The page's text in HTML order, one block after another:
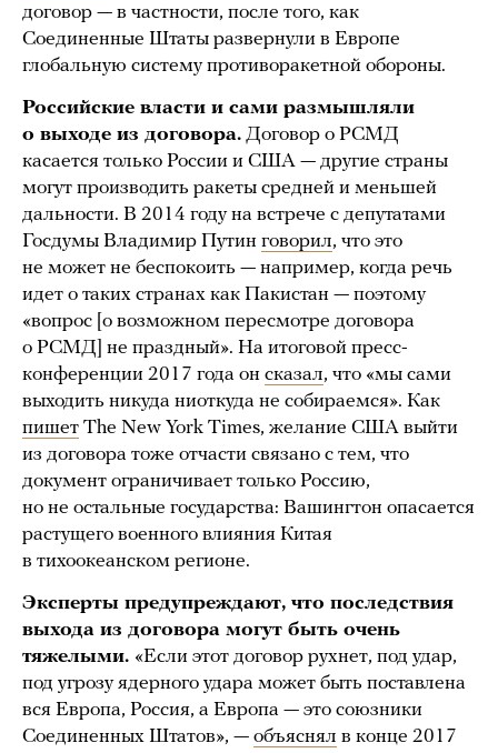
договор — в частности, после того, как
Соединенные Штаты развернули в Европе
глобальную систему противоракетной обороны.
Российские власти и сами размышляли
о выходе из договора. Договор о РСМД
касается только России и США — другие страны
могут производить ракеты средней и меньшей
дальности. В 2014 году на встрече с депутатами
Госдумы Владимир Путин говорил, что это
не может не беспокоить — например, когда речь
идет о таких странах как Пакистан — поэтому
«вопрос [о возможном пересмотре договора
о РСМД] не праздный». На итоговой пресс-
конференции 2017 года он сказал, что «мы сами
выходить никуда ниоткуда не собираемся». Как
пишет The New York Times, желание США выйти
из договора тоже отчасти связано с тем, что
документ ограничивает только Россию,
но не остальные государства: Вашингтон опасается
растущего военного влияния Китая
в тихоокеанском регионе.
Эксперты предупреждают, что последствия
выхода из договора могут быть очень
тяжелыми. «Если этот договор рухнет, под удар,
под угрозу ядерного удара может быть поставлена
вся Европа, Россия, а Европа — это союзники
Соединенных Штатов», — объяснял в конце 2017